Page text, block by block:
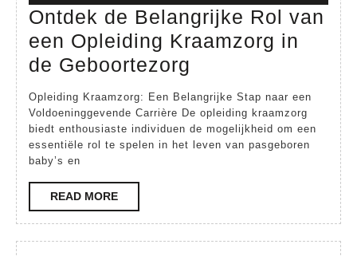
juni
2024
Ontdek de Belangrijke Rol van
een Opleiding Kraamzorg in
de Geboortezorg
Belangrijke
Rol
Kraamzorg
Opleiding Kraamzorg: Een Belangrijke Stap naar een
Voldoeninggevende Carrière De opleiding kraamzorg
biedt enthousiaste individuen de mogelijkheid om een
essentiële rol te spelen in het leven van pasgeboren
baby’s en
READ MOREREAD
MORE